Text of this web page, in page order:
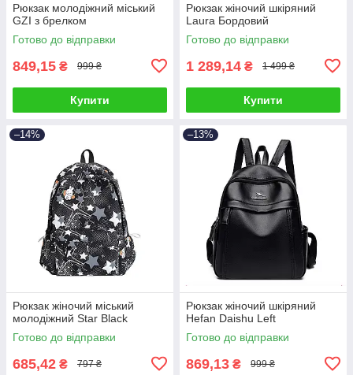
Рюкзак молодіжний міський
GZI з брелком
Готово до відправки
849,15 ₴ 999 ₴
Купити
Рюкзак жіночий шкіряний
Laura Бордовий
Готово до відправки
1 289,14 ₴ 1 499 ₴
Купити
–14%
Рюкзак жіночий міський
молодіжний Star Black
Готово до відправки
685,42 ₴ 797 ₴
–13%
Рюкзак жіночий шкіряний
Hefan Daishu Left
Готово до відправки
869,13 ₴ 999 ₴